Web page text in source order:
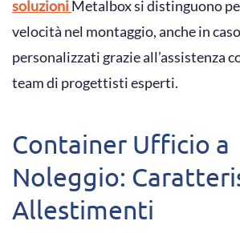
soluzioniMetalbox si distinguono
velocità nel montaggio, anche in
personalizzati grazie all’assistenza
team di progettisti esperti.
Container Ufficio a
Noleggio:
Allestimenti